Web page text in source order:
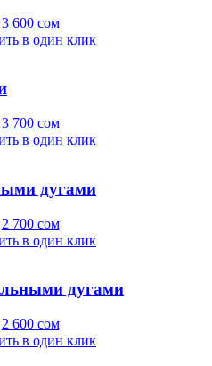
3 600 сом
в один клик
3 700 сом
в один клик
дугами
2 700 сом
в один клик
дугами
2 600 сом
в один клик